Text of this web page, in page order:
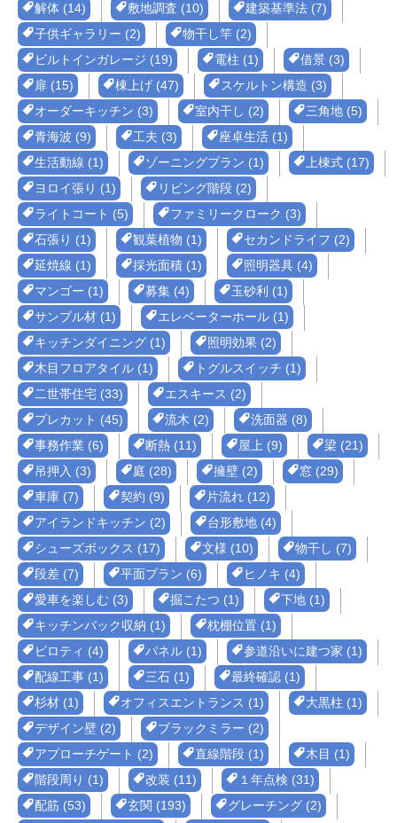
解体 (14)
敷地調査 (10)
建築基準法 (7)
子供ギャラリー (2)
物干し竿 (2)
ビルトインガレージ (19)
電柱 (1)
借景 (3)
扉 (15)
棟上げ (47)
スケルトン構造 (3)
オーダーキッチン (3)
室内干し (2)
三角地 (5)
青海波 (9)
工夫 (3)
座卓生活 (1)
生活動線 (1)
ゾーニングプラン (1)
上棟式 (17)
ヨロイ張り (1)
リビング階段 (2)
ライトコート (5)
ファミリークローク (3)
石張り (1)
観葉植物 (1)
セカンドライフ (2)
延焼線 (1)
採光面積 (1)
照明器具 (4)
マンゴー (1)
募集 (4)
玉砂利 (1)
サンプル材 (1)
エレベーターホール (1)
キッチンダイニング (1)
照明効果 (2)
木目フロアタイル (1)
トグルスイッチ (1)
二世帯住宅 (33)
エスキース (2)
プレカット (45)
流木 (2)
洗面器 (8)
事務作業 (6)
断熱 (11) 屋上 (9)
梁 (21)
吊押入 (3)
庭 (28) 擁壁 (2)
窓 (29)
車庫 (7)
契約 (9)
片流れ (12)
アイランドキッチン (2)
台形敷地 (4)
シューズボックス (17)
文様 (10)
物干し (7)
段差 (7)
平面プラン (6)
ヒノキ (4)
愛車を楽しむ (3)
掘こたつ (1)
下地 (1)
キッチンバック収納 (1)
枕棚位置 (1)
ピロティ (4)
パネル (1)
参道沿いに建つ家 (1)
配線工事 (1)
三石 (1)
最終確認 (1)
杉材 (1)
オフィスエントランス (1)
大黒柱 (1)
デザイン壁 (2)
ブラックミラー (2)
アプローチゲート (2)
直線階段 (1)
木目 (1)
階段周り (1)
改装 (11)
１年点検 (31)
配筋 (53)
玄関 (193)
グレーチング (2)